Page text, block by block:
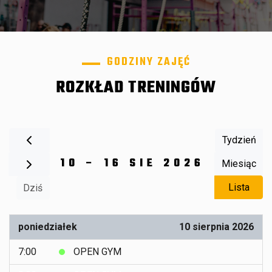
GODZINY ZAJĘĆ
ROZKŁAD TRENINGÓW
Dziś
10 – 16 SIE 2026
Tydzień
Miesiąc
Lista
poniedziałek 10 sierpnia 2026
7:00 OPEN GYM